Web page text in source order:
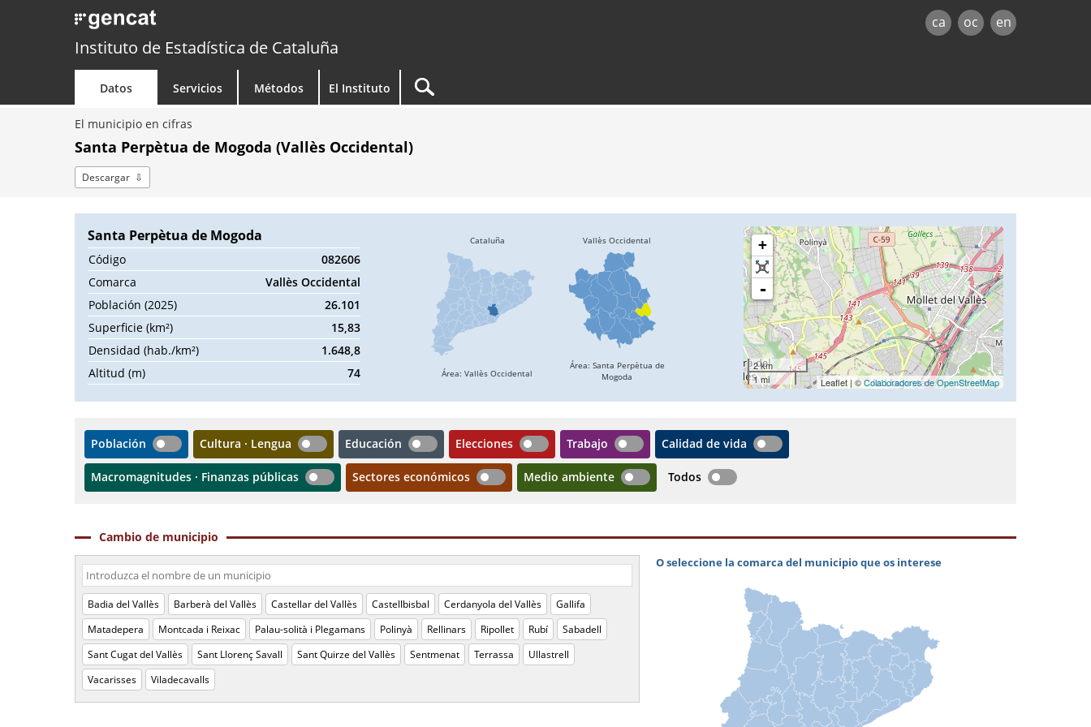
ca oc en
Instituto de Estadística de Cataluña
Datos Servicios Métodos El Instituto
El municipio en cifras
Santa Perpètua de Mogoda (Vallès Occidental)
Descargar
Santa Perpètua de Mogoda
Código
082606
Comarca
Vallès Occidental
Población (2025)
26.101
Superficie (km²)
15,83
Densidad (hab./km²)
1.648,8
Altitud (m)
74
+
-
2 km
1 mi
Leaflet | ©Colaboradores de OpenStreetMap
Población Cultura · Lengua Educación Elecciones Trabajo Calidad de vida
Macromagnitudes · Finanzas públicas Sectores económicos Medio ambiente Todos
Cambio de municipio
Badia del Vallès Barberà del Vallès Castellar del Vallès Castellbisbal Cerdanyola del Vallès
Gallifa
Matadepera
Montcada i Reixac Palau-solità i Plegamans Polinyà Rellinars Ripollet Rubí
Sabadell
Sant Cugat del Vallès
Sant Llorenç Savall Sant Quirze del Vallès Sentmenat Terrassa
Ullastrell
Vacarisses
Viladecavalls